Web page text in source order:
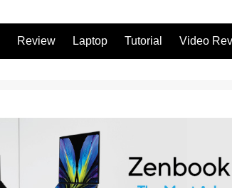
Review Laptop Tutorial Video